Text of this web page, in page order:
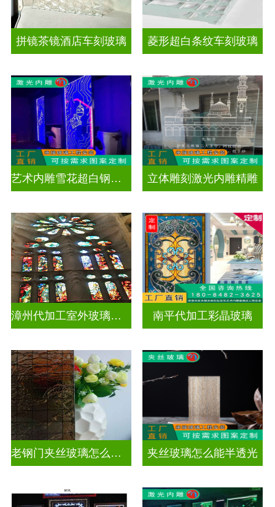
拼镜茶镜酒店车刻玻璃 菱形超白条纹车刻玻璃
艺术内雕雪花超白钢化激光内雕发光玻璃背景墙 立体雕刻激光内雕精雕
漳州代加工室外玻璃穹顶 南平代加工彩晶玻璃
老钢门夹丝玻璃怎么修复 夹丝玻璃怎么能半透光